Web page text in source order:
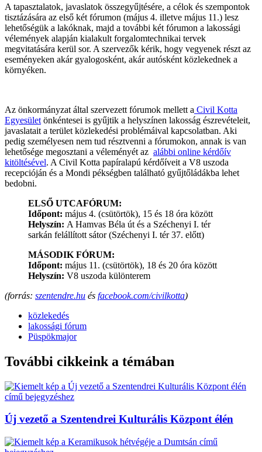
A tapasztalatok, javaslatok összegyűjtésére, a célok és szempontok
tisztázására az első két fórumon (május 4. illetve május 11.) lesz
lehetőségük a lakóknak, majd a további két fórumon a lakossági
vélemények alapján kialakult forgalomtechnikai tervek
megvitatására kerül sor. A szervezők kérik, hogy vegyenek részt az
eseményeken akár gyalogosként, akár autósként közlekednek a
környéken.
Az önkormányzat által szervezett fórumok mellett a Civil Kotta
Egyesület önkéntesei is gyűjtik a helyszínen lakosság észrevételeit,
javaslatait a terület közlekedési problémáival kapcsolatban. Aki
pedig személyesen nem tud résztvenni a fórumokon, annak is van
lehetősége megosztani a véleményét az alábbi online kérdőív
kitöltésével. A Civil Kotta papíralapú kérdőíveit a V8 uszoda
recepcióján és a Mondi pékségben található gyűjtőládákba lehet
bedobni.
ELSŐ UTCAFÓRUM:
Időpont: május 4. (csütörtök), 15 és 18 óra között
Helyszín: A Hamvas Béla út és a Széchenyi I. tér
sarkán felállított sátor (Széchenyi I. tér 37. előtt)
MÁSODIK FÓRUM:
Időpont: május 11. (csütörtök), 18 és 20 óra között
Helyszín: V8 uszoda különterem
(forrás: szentendre.hu és facebook.com/civilkotta)
közlekedés
lakossági fórum
Püspökmajor
További cikkeink a témában
Új vezető a Szentendrei Kulturális Központ élén